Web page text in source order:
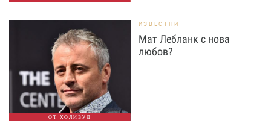
ОТ ХОЛИВУД
ИЗВЕСТНИ
Мат Лебланк с нова
любов?